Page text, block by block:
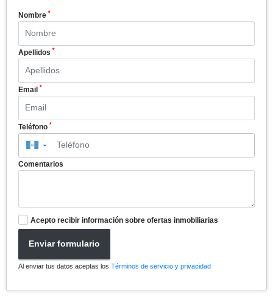
Nombre *
Apellidos *
Email *
Teléfono *
▼
Comentarios
Acepto recibir información sobre ofertas inmobiliarias
Enviar formulario
Al enviar tus datos aceptas los Términos de servicio y privacidad